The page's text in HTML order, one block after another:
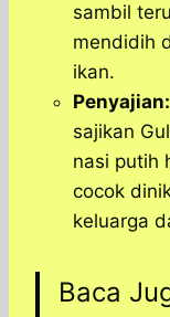
sambil
mendidih
ikan.
Penyajian:
sajikan
nasi putih
cocok
keluarga
Baca